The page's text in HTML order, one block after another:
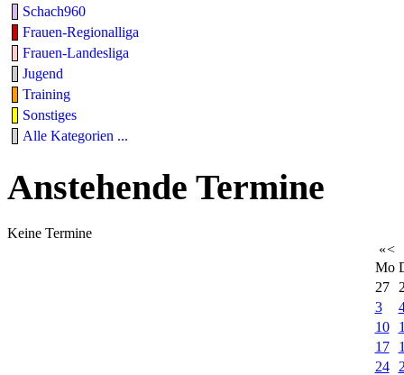
Schach960
Frauen-Regionalliga
Frauen-Landesliga
Jugend
Training
Sonstiges
Alle Kategorien ...
Anstehende Termine
Keine Termine
«<
Mo
27
3
10
17
24